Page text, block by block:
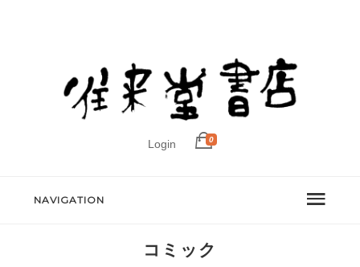
Login 0
NAVIGATION
コミック